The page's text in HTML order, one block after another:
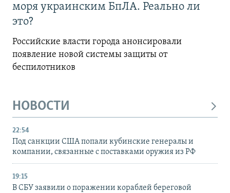
моря украинским БпЛА. Реально ли
это?
Российские власти города анонсировали
появление новой системы защиты от
беспилотников
НОВОСТИ
22:54
Под санкции США попали кубинские генералы и
компании, связанные с поставками оружия из РФ
19:15
В СБУ заявили о поражении кораблей береговой